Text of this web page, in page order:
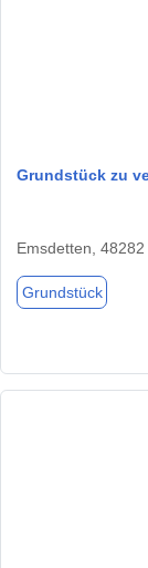
Grundstück zu
Emsdetten, 48282
Grundstück